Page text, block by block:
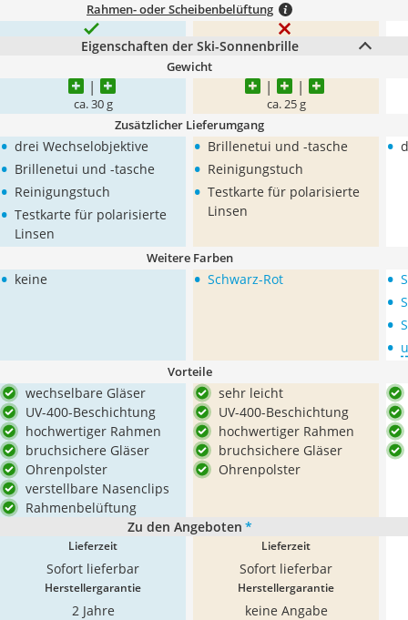
Rahmen- oder Scheibenbelüftung
Eigenschaften der Ski-Sonnenbrille
Gewicht
ca. 30 g ca. 25 g
Zusätzlicher Lieferumgang
• drei Wechselobjektive
• Brillenetui und -tasche
• Reinigungstuch
• Testkarte für polarisierte
Linsen
• Brillenetui und -tasche
• Reinigungstuch
• Testkarte für polarisierte
Linsen
•
Weitere Farben
• keine • Schwarz-Rot •
•
•
•
Vorteile
wechselbare Gläser
UV-400-Beschichtung
hochwertiger Rahmen
bruchsichere Gläser
Ohrenpolster
verstellbare Nasenclips
Rahmenbelüftung
sehr leicht
UV-400-Beschichtung
hochwertiger Rahmen
bruchsichere Gläser
Ohrenpolster
Zu den Angeboten *
Lieferzeit
Sofort lieferbar
Lieferzeit
Sofort lieferbar
Herstellergarantie
2 Jahre
Herstellergarantie
keine Angabe